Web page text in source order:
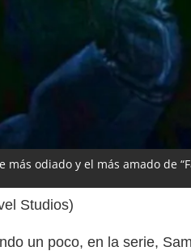
más odiado y el más amado de
Studios)
un poco, en la serie,